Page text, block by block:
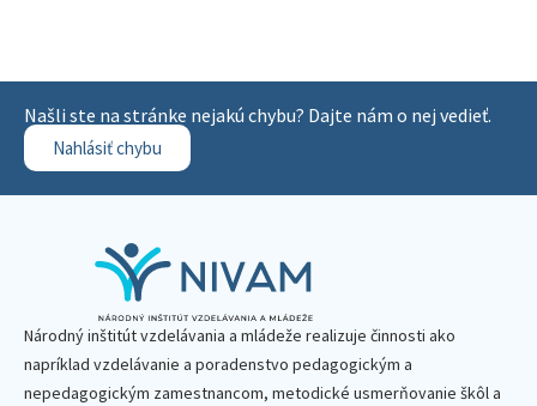
Našli ste na stránke nejakú chybu? Dajte nám o nej vedieť.
Nahlásiť chybu
Národný inštitút vzdelávania a mládeže realizuje činnosti ako
napríklad vzdelávanie a poradenstvo pedagogickým a
nepedagogickým zamestnancom, metodické usmerňovanie škôl a